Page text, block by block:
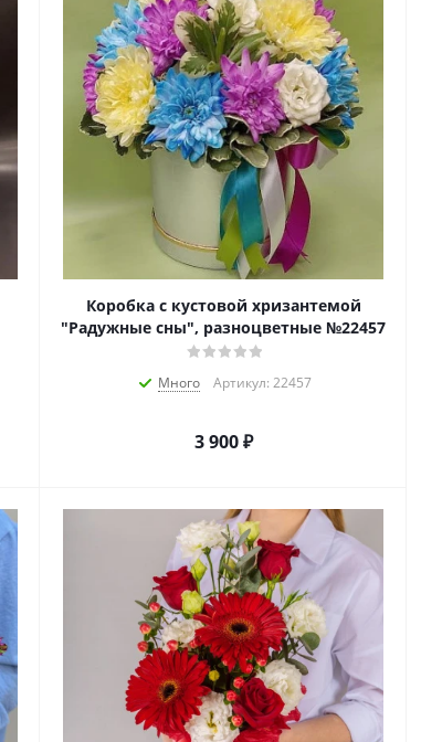
Коробка с кустовой хризантемой
"Радужные сны", разноцветные №22457
Много Артикул: 22457
3 900₽